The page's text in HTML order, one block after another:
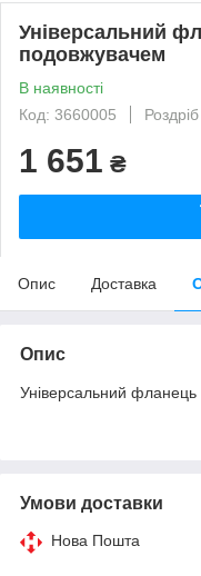
Універсальний
подовжувачем
В наявності
Код: 3660005
Роздріб
1 651 ₴
Опис Доставка
Опис
Універсальний
Умови доставки
Нова Пошта